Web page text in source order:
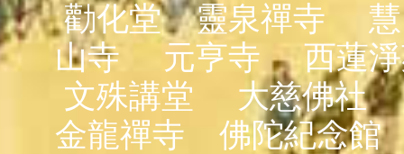
勸化堂
靈泉禪寺
山寺
元亨寺
西蓮
文殊講堂
大慈佛社
金龍禪寺
佛陀紀念館